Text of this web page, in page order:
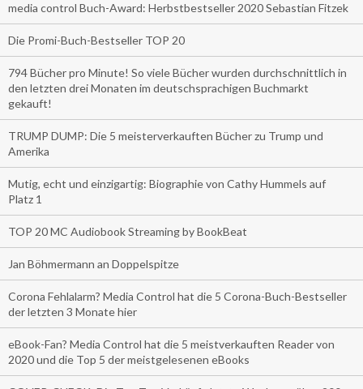
media control Buch-Award: Herbstbestseller 2020 Sebastian Fitzek
Die Promi-Buch-Bestseller TOP 20
794 Bücher pro Minute! So viele Bücher wurden durchschnittlich in
den letzten drei Monaten im deutschsprachigen Buchmarkt
gekauft!
TRUMP DUMP: Die 5 meisterverkauften Bücher zu Trump und
Amerika
Mutig, echt und einzigartig: Biographie von Cathy Hummels auf
Platz 1
TOP 20 MC Audiobook Streaming by BookBeat
Jan Böhmermann an Doppelspitze
Corona Fehlalarm? Media Control hat die 5 Corona-Buch-Bestseller
der letzten 3 Monate hier
eBook-Fan? Media Control hat die 5 meistverkauften Reader von
2020 und die Top 5 der meistgelesenen eBooks